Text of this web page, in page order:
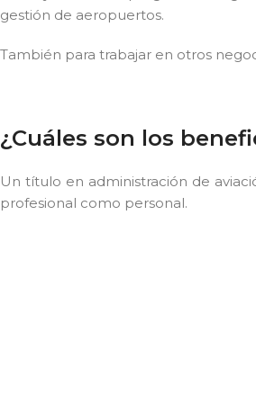
gestión de aeropuertos.
También para trabajar en otros
¿Cuáles son los
Un título en administración de
profesional como personal.